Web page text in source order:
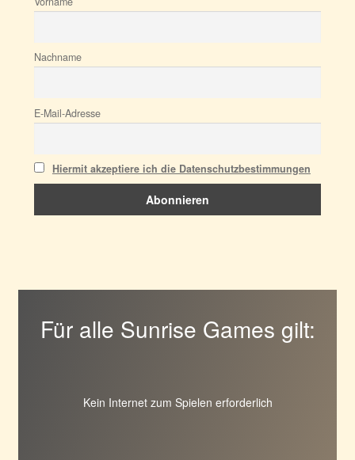
Nachname
E-Mail-Adresse
Hiermit akzeptiere ich die Datenschutzbestimmungen
Für alle Sunrise Games gilt:
Kein Internet zum Spielen erforderlich